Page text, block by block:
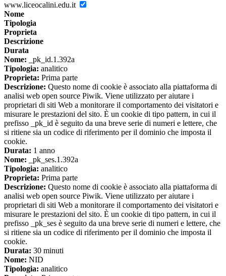
www.liceocalini.edu.it
Nome
Tipologia
Proprieta
Descrizione
Durata
Nome: _pk_id.1.392a
Tipologia: analitico
Proprieta: Prima parte
Descrizione: Questo nome di cookie è associato alla piattaforma di
analisi web open source Piwik. Viene utilizzato per aiutare i
proprietari di siti Web a monitorare il comportamento dei visitatori e
misurare le prestazioni del sito. È un cookie di tipo pattern, in cui il
prefisso _pk_id è seguito da una breve serie di numeri e lettere, che
si ritiene sia un codice di riferimento per il dominio che imposta il
cookie.
Durata: 1 anno
Nome: _pk_ses.1.392a
Tipologia: analitico
Proprieta: Prima parte
Descrizione: Questo nome di cookie è associato alla piattaforma di
analisi web open source Piwik. Viene utilizzato per aiutare i
proprietari di siti Web a monitorare il comportamento dei visitatori e
misurare le prestazioni del sito. È un cookie di tipo pattern, in cui il
prefisso _pk_ses è seguito da una breve serie di numeri e lettere, che
si ritiene sia un codice di riferimento per il dominio che imposta il
cookie.
Durata: 30 minuti
Nome: NID
Tipologia: analitico